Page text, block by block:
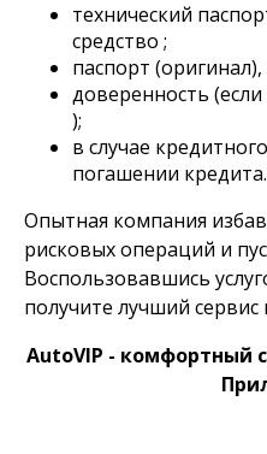
технический
средство ;
паспорт
доверенность
);
в случае
погашении кредита.
Опытная компания
рисковых операций и
Воспользовавшись
получите лучший сервис
AutoVIP - комфортный